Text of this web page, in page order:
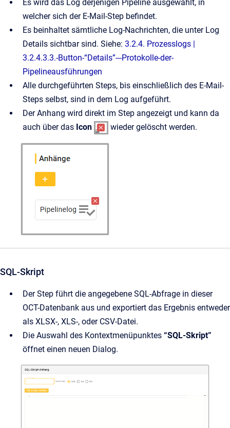
Es wird das Log derjenigen Pipeline ausgewählt, in
welcher sich der E-Mail-Step befindet.
Es beinhaltet sämtliche Log-Nachrichten, die unter Log
Details sichtbar sind. Siehe: 3.2.4. Prozesslogs |
3.2.4.3.3.-Button-“Details”---Protokolle-der-
Pipelineausführungen
Alle durchgeführten Steps, bis einschließlich des E-Mail-
Steps selbst, sind in dem Log aufgeführt.
Der Anhang wird direkt im Step angezeigt und kann da
auch über das Icon wieder gelöscht werden.
SQL-Skript
Der Step führt die angegebene SQL-Abfrage in dieser
OCT-Datenbank aus und exportiert das Ergebnis entweder
als XLSX-, XLS-, oder CSV-Datei.
Die Auswahl des Kontextmenüpunktes “SQL-Skript”
öffnet einen neuen Dialog.